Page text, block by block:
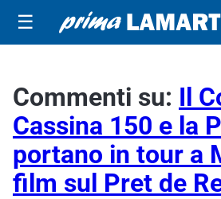
☰
Commenti su: Il
Cassina 150 e la
portano in tour a
film sul Pret de